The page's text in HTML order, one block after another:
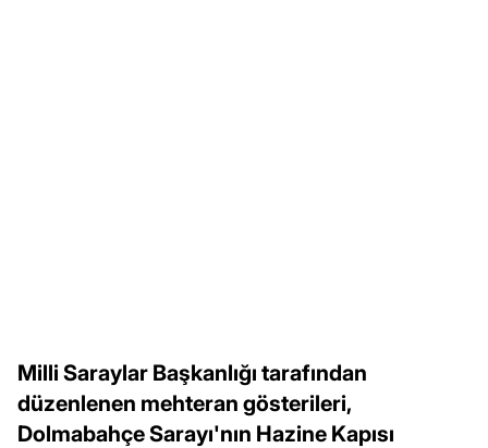
Milli Saraylar Başkanlığı tarafından
düzenlenen mehteran gösterileri,
Dolmabahçe Sarayı'nın Hazine Kapısı